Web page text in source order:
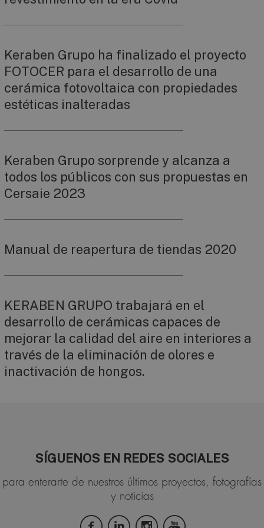
Keraben Grupo ha finalizado el proyecto
FOTOCER para el desarrollo de una
cerámica fotovoltaica con propiedades
estéticas inalteradas
Keraben Grupo sorprende y alcanza a
todos los públicos con sus propuestas en
Cersaie 2023
Manual de reapertura de tiendas 2020
KERABEN GRUPO trabajará en el
desarrollo de cerámicas capaces de
mejorar la calidad del aire en interiores a
través de la eliminación de olores e
inactivación de hongos.
SÍGUENOS EN REDES SOCIALES
para enterarte de nuestros últimos proyectos, fotografías
y noticias